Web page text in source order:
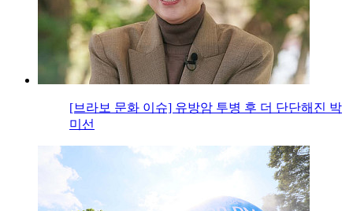
[브라보 문화 이슈] 유방암 투병 후 더 단단해진 박
미선